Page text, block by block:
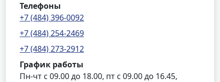
Телефоны
+7 (484) 396-0092
+7 (484) 254-2469
+7 (484) 273-2912
График работы
Пн-чт с 09.00 до 18.00, пт с 09.00 до 16.45,